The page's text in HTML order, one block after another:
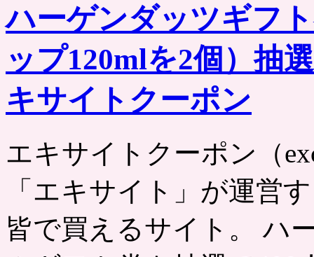
ハーゲンダッツギフ
ップ120mlを2個）抽
キサイトクーポン
エキサイトクーポン（
「エキサイト」が運営
皆で買えるサイト。 ハ